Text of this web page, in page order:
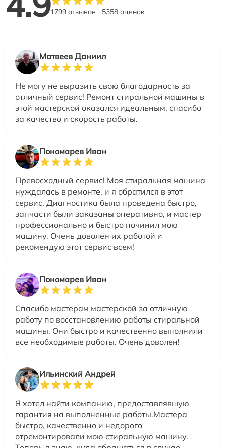
1799 отзывов 5358 оценок
Матвеев Даниил
Не могу не выразить свою благодарность за
отличный сервис! Ремонт стиральной машины в
этой мастерской оказался идеальным, спасибо
за качество и скорость работы.
Пономарев Иван
Превосходный сервис! Моя стиральная машина
нуждалась в ремонте, и я обратился в этот
сервис. Диагностика была проведена быстро,
запчасти были заказаны оперативно, и мастер
профессионально и быстро починил мою
машину. Очень доволен их работой и
рекомендую этот сервис всем!
Пономарев Иван
Спасибо мастерам мастерской за отличную
работу по восстановлению работы стиральной
машины. Они быстро и качественно выполнили
все необходимые работы. Очень доволен!
Ильинский Андрей
Я хотел найти компанию, предоставлявшую
гарантия на выполненные работы.Мастера
быстро, качественно и недорого
отремонтировали мою стиральную машину.